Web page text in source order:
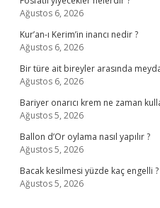
Ağustos 6, 2026
Kur’an-ı Kerim’in inancı nedir ?
Ağustos 6, 2026
Bir türe ait bireyler arasında
Ağustos 6, 2026
Bariyer onarıcı krem ne zaman
Ağustos 5, 2026
Ballon d’Or oylama nasıl yapılır ?
Ağustos 5, 2026
Bacak kesilmesi yüzde kaç engelli ?
Ağustos 5, 2026